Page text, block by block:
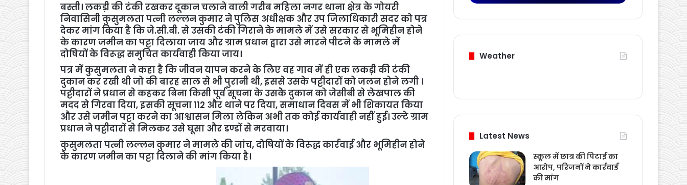
बस्ती। लकड़ी की टंकी रखकर दूकान चलाने वाली गरीब महिला नगर थाना क्षेत्र के गोयरी
निवासिनी कुसुमलता पत्नी लल्लन कुमार ने पुलिस अधीक्षक और उप जिलाधिकारी सदर को पत्र
देकर मांग किया है कि जे.सी.बी. से उसकी टंकी गिराने के मामले में उसे सरकार से भूमिहीन होने
के कारण जमीन का पट्टा दिलाया जाय और ग्राम प्रधान द्वारा उसे मारने पीटने के मामले में
दोषियों के विरूद्ध समुचित कार्यवाही किया जाय।
पत्र में कुसुमलता ने कहा है कि जीवन यापन करने के लिए वह गाव में ही एक लकड़ी की टंकी
दुकान कर रखी थी जो की बारह साल से भी पुरानी थी, इससे उसके पट्टीदारों को जलन होने लगी ।
पट्टीदारों ने प्रधान से कहकर बिना किसी पूर्व सूचना के उसकेे दुकान को जेसीबी से लेखपाल की
मदद से गिरवा दिया, इसकी सूचना 112 और थाने पर दिया, समाधान दिवस में भी शिकायत किया
और उसे जमीन पट्टा करने का आश्वासन मिला लेकिन अभी तक कोई कार्यवाही नहीं हुई। उल्टे ग्राम
प्रधान ने पट्टीदारों से मिलकर उसे घूसा और डण्डों से मरवाया।
कुसुमलता पत्नी लल्लन कुमार ने मामले की जांच, दोषियों के विरूद्ध कार्रवाई और भूमिहीन होने
के कारण जमीन का पट्टा दिलाने की मांग किया है।